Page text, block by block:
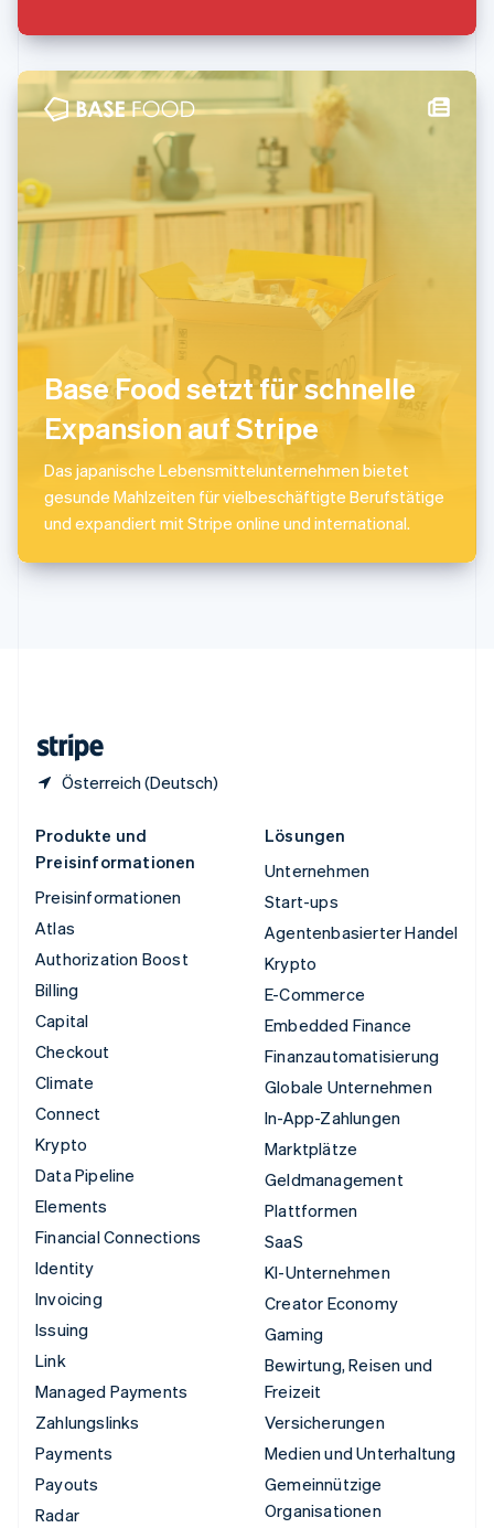
Base Food setzt für schnelle
Expansion auf Stripe
Das japanische Lebensmittelunternehmen bietet
gesunde Mahlzeiten für vielbeschäftigte Berufstätige
und expandiert mit Stripe online und international.
Österreich (Deutsch)
PortuguêsEnglish
English
Schweden
SvenskaEnglish
FrançaisItaliano English
简体中文
Slowenien
Italiano
Sonderverwaltungsregion Hongkong,
简体中文
Spanien
EspañolEnglish
Thailand
ไทยEnglish
Tschechische Republik
English
Ungarn
Vereinigte Arabische Emirate
Produkte und
Preisinformationen
Preisinformationen
Atlas
Authorization Boost
Billing
Capital
Checkout
Climate
Connect
Krypto
Data Pipeline
Elements
Financial Connections
Identity
Invoicing
Issuing
Link
Managed Payments
Zahlungslinks
Payments
Payouts
Radar
Lösungen
Unternehmen
Start-ups
Agentenbasierter Handel
Krypto
E-Commerce
Embedded Finance
Finanzautomatisierung
Globale Unternehmen
In-App-Zahlungen
Marktplätze
Geldmanagement
Plattformen
SaaS
KI-Unternehmen
Creator Economy
Gaming
Bewirtung, Reisen und
Freizeit
Versicherungen
Medien und Unterhaltung
Gemeinnützige
Organisationen